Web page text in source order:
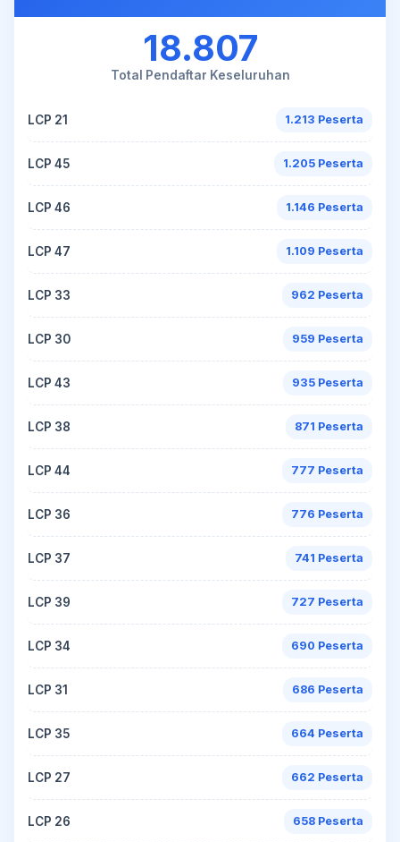
18.807
Total Pendaftar Keseluruhan
LCP 21 1.213 Peserta
LCP 45 1.205 Peserta
LCP 46 1.146 Peserta
LCP 47 1.109 Peserta
LCP 33 962 Peserta
LCP 30 959 Peserta
LCP 43 935 Peserta
LCP 38 871 Peserta
LCP 44 777 Peserta
LCP 36 776 Peserta
LCP 37 741 Peserta
LCP 39 727 Peserta
LCP 34 690 Peserta
LCP 31 686 Peserta
LCP 35 664 Peserta
LCP 27 662 Peserta
LCP 26 658 Peserta